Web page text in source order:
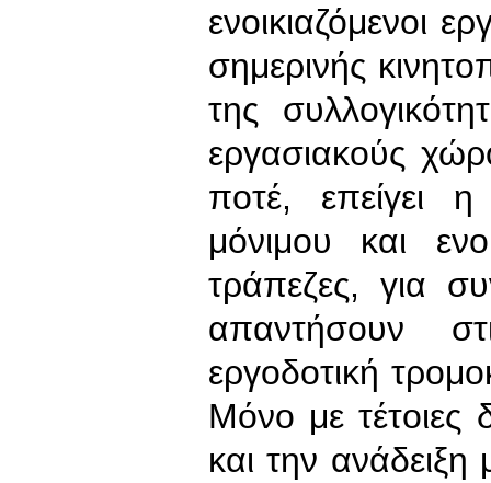
ενοικιαζόμενοι
σημερινής
της
εργασιακούς
ποτέ, επείγει
μόνιμου και
τράπεζες, για
απαντήσουν
εργοδοτική
Μόνο με τέτοιες
και την